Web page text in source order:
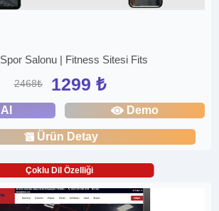
Salonu | Fitness Sitesi Fits
2468₺ 1299 ₺
Demo
Ürün Detay
Çoklu Dil Özelliği